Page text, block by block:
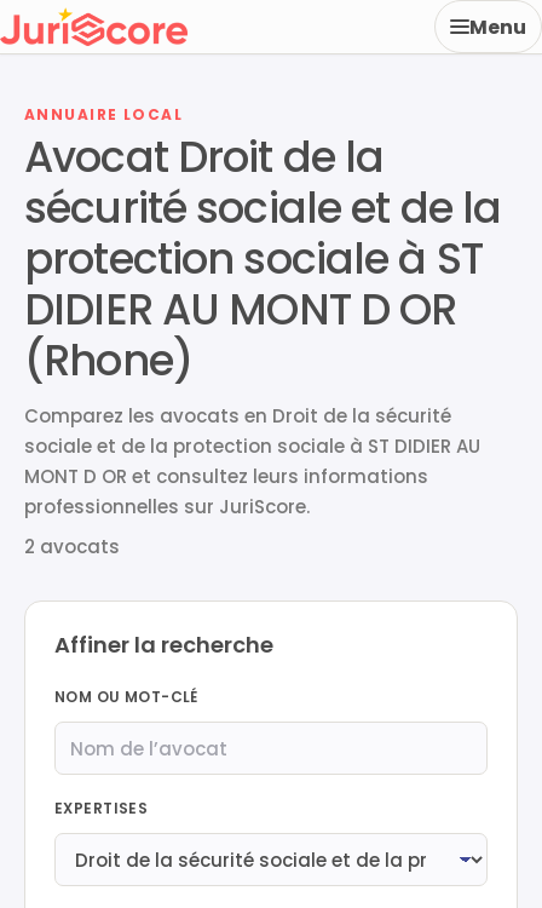
Menu
ANNUAIRE LOCAL
Avocat Droit de la
sécurité sociale et de la
protection sociale à ST
DIDIER AU MONT D OR
(Rhone)
Comparez les avocats en Droit de la sécurité
sociale et de la protection sociale à ST DIDIER AU
MONT D OR et consultez leurs informations
professionnelles sur JuriScore.
2 avocats
Affiner la recherche
NOM OU MOT-CLÉ
EXPERTISES